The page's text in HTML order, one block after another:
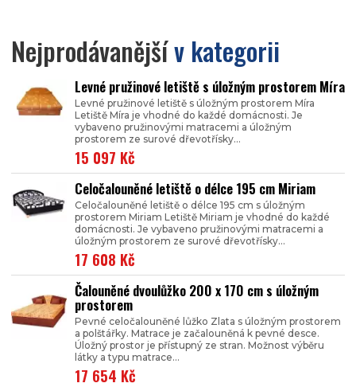
Nejprodávanějšív kategorii
Levné pružinové letiště s úložným prostorem Míra
Levné pružinové letiště s úložným prostorem Míra
Letiště Míra je vhodné do každé domácnosti. Je
vybaveno pružinovými matracemi a úložným
prostorem ze surové dřevotřísky...
15 097 Kč
Celočalouněné letiště o délce 195 cm Miriam
Celočalouněné letiště o délce 195 cm s úložným
prostorem Miriam Letiště Miriam je vhodné do každé
domácnosti. Je vybaveno pružinovými matracemi a
úložným prostorem ze surové dřevotřísky...
17 608 Kč
Čalouněné dvoulůžko 200 x 170 cm s úložným
prostorem
Pevné celočalouněné lůžko Zlata s úložným prostorem
a polštářky. Matrace je začalouněná k pevné desce.
Úložný prostor je přístupný ze stran. Možnost výběru
látky a typu matrace...
17 654 Kč